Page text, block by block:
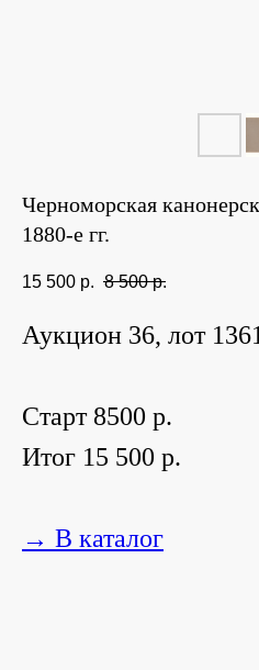
Черноморская
1880-е гг.
15 500 р. 8 500 р.
Аукцион 36, лот
Старт 8500 р.
Итог 15 500 р.
→ В каталог